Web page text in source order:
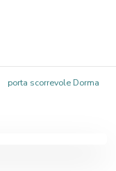
porta scorrevole Dorma